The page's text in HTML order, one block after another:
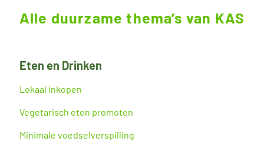
Alle duurzame thema’s van KAS
Eten en Drinken
Lokaal inkopen
Vegetarisch eten promoten
Minimale voedselverspilling